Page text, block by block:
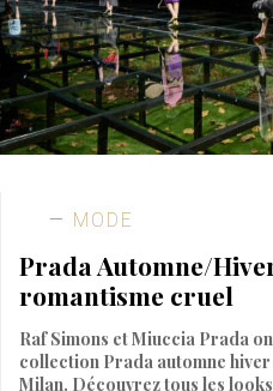
MODE
Prada Automne/
romantisme cruel
Raf Simons et Miuccia Prada
collection Prada automne
Milan. Découvrez tous les